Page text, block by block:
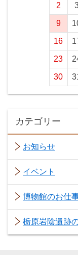
2
9
16
23
30
カテゴリー
お知らせ
イベント
博物館のお仕
栃原岩陰遺跡